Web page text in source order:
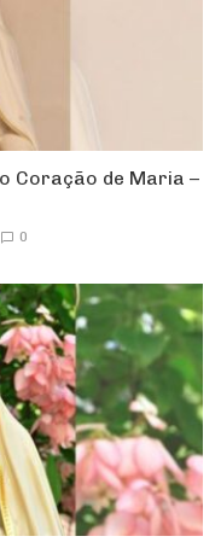
Coração de Maria –
0